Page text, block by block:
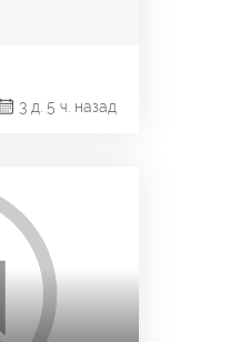
3 д. 5 ч. назад